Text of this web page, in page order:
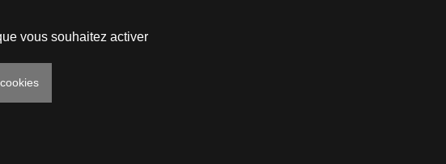
vous souhaitez activer